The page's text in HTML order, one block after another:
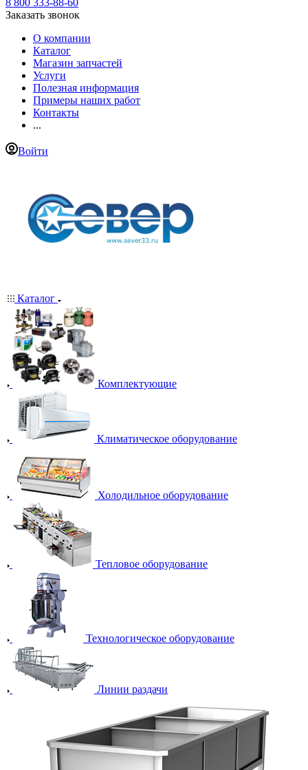
8 800 333-88-60
Заказать звонок
О компании
Каталог
Магазин запчастей
Услуги
Полезная информация
Примеры наших работ
Контакты
...
Войти
Каталог
Комплектующие
Климатическое оборудование
Холодильное оборудование
Тепловое оборудование
Технологическое оборудование
Линии раздачи